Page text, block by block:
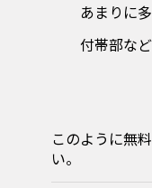
あまりに多
付帯部など
このように無
い。